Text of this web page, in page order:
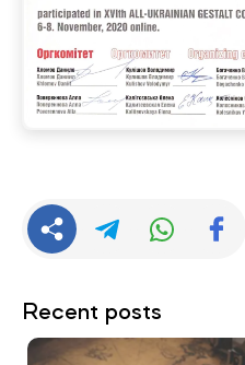
Recent posts